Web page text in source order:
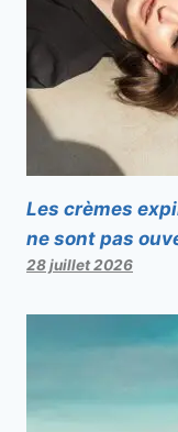
Les crèmes
ne sont pas
28 juillet 2026